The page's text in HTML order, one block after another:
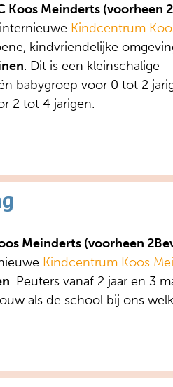
Koos Meinderts (voorheen
Kindcentrum
kindvriendelijke
. Dit is een kleinschalige
babygroep voor 0 tot 2
2 tot 4 jarigen.
Meinderts (voorheen
Kindcentrum Koos
. Peuters vanaf 2 jaar en 3
als de school bij ons